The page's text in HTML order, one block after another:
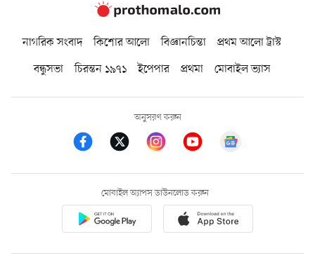
নাগরিক সংবাদ কিশোর আলো বিজ্ঞানচিন্তা
প্রথম আলো ট্রাস্ট
বন্ধুসভা
চিরন্তন ১৯৭১ ইপেপার প্রথমা মোবাইল ভ্যাস
অনুসরণ করুন
মোবাইল অ্যাপস ডাউনলোড করুন